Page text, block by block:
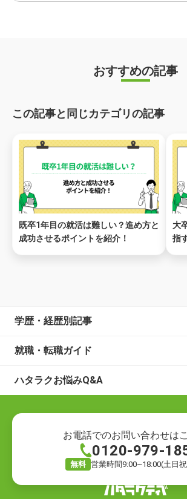
おすすめの記事
この記事と同じカテゴリの記事
既卒1年目の就活は難しい？進め方と
成功させるポイントを紹介！
大
指
学歴・経歴別記事
中卒からの就職の記事一覧
高卒からの就職の記事一覧
大学中退からの就職の記事一覧
フリーターからの就職の記事一覧
就職・転職ガイド
書類選考のお悩みの記事一覧
面接のお悩みの記事一覧
退職についての記事一覧
ハローワークでの仕事探しの記事一覧
転職活動の記事一覧
就職の方法の記事一覧
仕事のお悩みの記事一覧
ハタラクお悩みQ&A
就職の悩み
お電話でのお問い合わせは
0120-979-
無料 営業時間9:00~18:00(土日